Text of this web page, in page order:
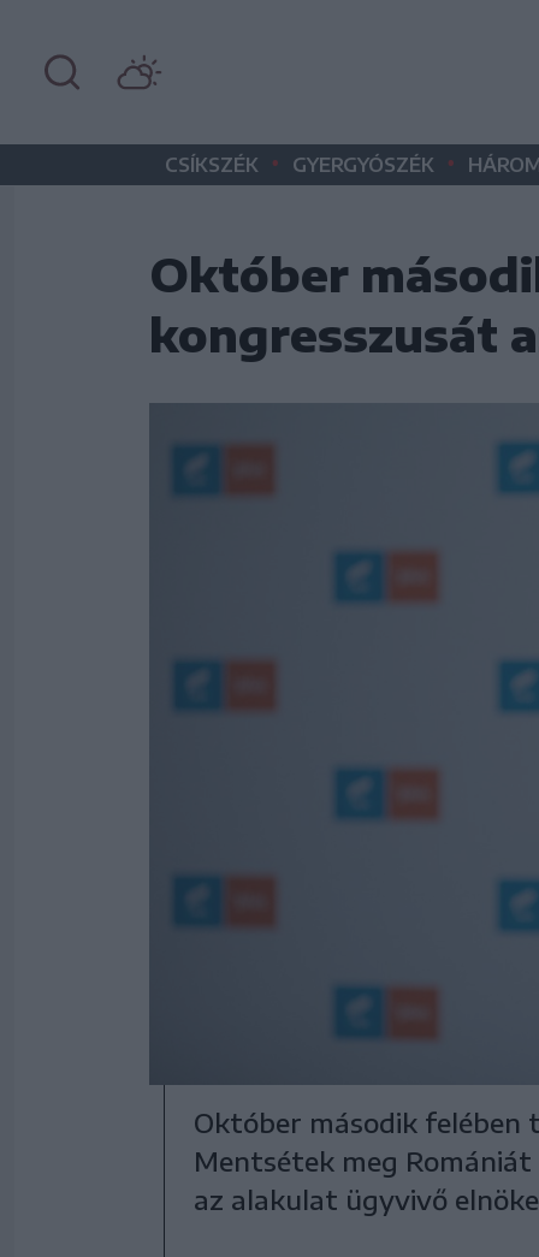
CSÍKSZÉK • GYERGYÓSZÉK •
Október
kongresszusát
Október második
Mentsétek meg
az alakulat ügyvivő